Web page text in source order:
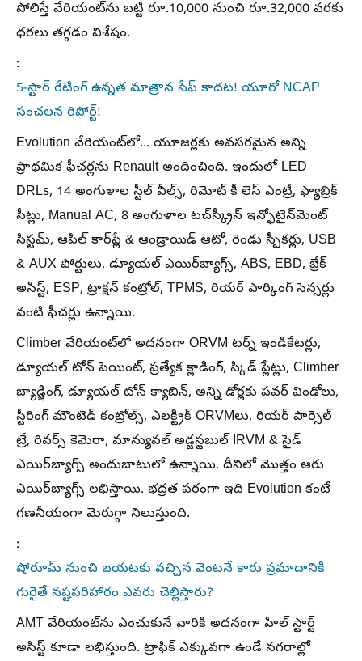
పోలిస్తే వేరియంట్‌ను బట్టి రూ.10,000 నుంచి రూ.32,000 వరకు
ధరలు తగ్గడం విశేషం.
:
5-స్టార్ రేటింగ్ ఉన్నత మాత్రాన సేఫ్‌ కాదట! యూరో NCAP
సంచలన రిపోర్ట్!
Evolution వేరియంట్‌లో... యూజర్లకు అవసరమైన అన్ని
ప్రాథమిక ఫీచర్లను Renault అందించింది. ఇందులో LED
DRLs, 14 అంగుళాల స్టీల్ వీల్స్, రిమోట్ కీ లెస్ ఎంట్రీ, ఫ్యాబ్రిక్
సీట్లు, Manual AC, 8 అంగుళాల టచ్‌స్క్రీన్ ఇన్ఫోటైన్‌మెంట్
సిస్టమ్, ఆపిల్‌ కార్‌ప్లే & ఆండ్రాయిడ్‌ ఆటో, రెండు స్పీకర్లు, USB
& AUX పోర్టులు, డ్యూయల్ ఎయిర్‌బ్యాగ్స్, ABS, EBD, బ్రేక్
అసిస్ట్, ESP, ట్రాక్షన్ కంట్రోల్, TPMS, రియర్ పార్కింగ్ సెన్సర్లు
వంటి ఫీచర్లు ఉన్నాయి.
Climber వేరియంట్‌లో అదనంగా ORVM టర్న్ ఇండికేటర్లు,
డ్యూయల్ టోన్ పెయింట్, ప్రత్యేక క్లాడింగ్, స్కిడ్ ప్లేట్లు, Climber
బ్యాడ్జింగ్, డ్యూయల్ టోన్ క్యాబిన్, అన్ని డోర్లకు పవర్ విండోలు,
స్టీరింగ్ మౌంటెడ్ కంట్రోల్స్, ఎలక్ట్రిక్ ORVMలు, రియర్ పార్సెల్
ట్రే, రివర్స్ కెమెరా, మాన్యువల్ అడ్జస్టబుల్ IRVM & సైడ్
ఎయిర్‌బ్యాగ్స్ అందుబాటులో ఉన్నాయి. దీనిలో మొత్తం ఆరు
ఎయిర్‌బ్యాగ్స్ లభిస్తాయి. భద్రత పరంగా ఇది Evolution కంటే
గణనీయంగా మెరుగ్గా నిలుస్తుంది.
:
షోరూమ్ నుంచి బయటకు వచ్చిన వెంటనే కారు ప్రమాదానికి
గురైతే నష్టపరిహారం ఎవరు చెల్లిస్తారు?
AMT వేరియంట్‌ను ఎంచుకునే వారికి అదనంగా హిల్‌ స్టార్ట్‌
అసిస్ట్‌ కూడా లభిస్తుంది. ట్రాఫిక్ ఎక్కువగా ఉండే నగరాల్లో